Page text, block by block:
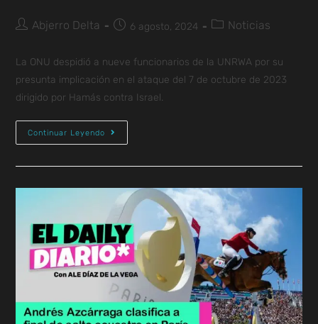
Abjerro Delta 6 agosto, 2024 Noticias
La ONU despidió a nueve funcionarios de la UNRWA por su
presunta implicación en el ataque del 7 de octubre de 2023
dirigido por Hamás contra Israel.
Continuar Leyendo